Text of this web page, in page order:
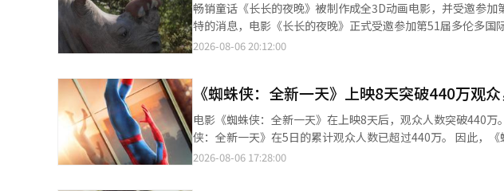
直播电商（MLC）的交易额同比增长161.3%，应用新安装量
ENM相关人士表示：“媒体平台部门成功扭亏为盈，证明了
扩展了附加业务，音乐艺术家的表现也十分突出。”他还表示
态度。” 虽然金道勋没有直接提及郑俊元的名字，但根据发帖时间推测，许多人认为他的评论是针对郑俊元的。 随
后，一位网友在金道勋的帖子下留言：“评论家您发帖后，该
设的演员’。虽然您已删除帖子，但这种印象恐怕难以消除。
剧。”这证实了他之前的评论确实是针对郑俊元。 随着争议的持续，节目中与郑俊元同台的哈哈和孔晓振纷纷发声支
持郑俊元。 哈哈表示：“我在现场，他非常可爱、迷人且有趣！他的反应是为了让节目更有趣。”孔晓振也在社交媒
体上发布了与郑俊元的合影，并写道：“录制后他真的很紧张
于极度紧张的状态。※ 本报道经人工智能（AI）系统翻译与编
畅销童话《长长的夜晚》被制作成全3D动画电影，并受邀参加第51届多伦多国际
特的消息，电影《长长的夜晚》正式受邀参加第51届多伦多
行全球首映。 《长长的夜晚》是自2013年延相浩导演的《邪教》以来，时隔13年再次受邀参加多伦多国际电影节的
之美与人造危险共存的世界。” 她进一步指出：“影片在幽默与深刻的失落之间游走，温暖地传达了友谊、韧性以及
支撑我们的关系的力量。” 《长长的夜晚》改编自获得第21届文学村儿童文学奖的作家鲁里的同名畅销书。原著累
计销量约80万册，深受儿童及成人读者的喜爱。 该作品讲述了地球上最后一只白犀牛诺登与从被遗弃的蛋中孵化出
来的小企鹅寻找大海的旅程。经历失落的两个生命相互依靠，传达了友谊、爱
导演在广告界执导了约20年的CF，积累了将人物情感与故事压
2026-08-06 20:12:00
《蜘蛛侠：全新一天》上映8天突破440万观
电影《蜘蛛侠：全新一天》在上映8天后，观众人数突破440万。 根据8月6日的电影票房综合统计系统数据，《蜘蛛
侠：全新一天》在5日的累计观众人数已超过440万。 因此，《蜘蛛侠：全新一天》跻身2026年整体票房TOP3，紧
随《王与国王》和《军团》之后。 在上映的第二周，影片的票房势头依然强劲。《蜘蛛侠：全新一天》在首映日吸引
2026-08-06 17:28:00